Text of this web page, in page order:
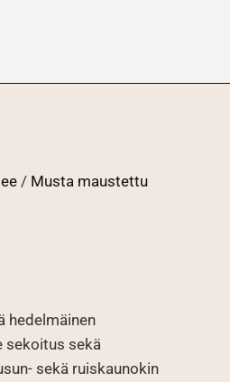
/ Musta maustettu
hedelmäinen
sekoitus sekä
sekä ruiskaunokin